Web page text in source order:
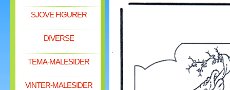
SJOVE FIGURER
DIVERSE
TEMA-MALESIDER
VINTER-MALESIDER